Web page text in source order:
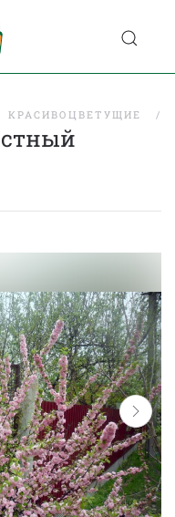
КРАСИВОЦВЕТУЩИЕ